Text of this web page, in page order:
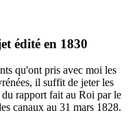
édité en 1830
qu'ont pris avec moi les
il suffit de jeter les
rapport fait au Roi par le
canaux au 31 mars 1828.